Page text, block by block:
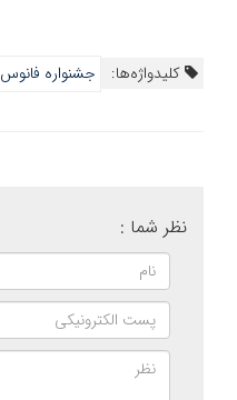
کلیدواژه‌ها: جشنواره فانوس
نظر شما :